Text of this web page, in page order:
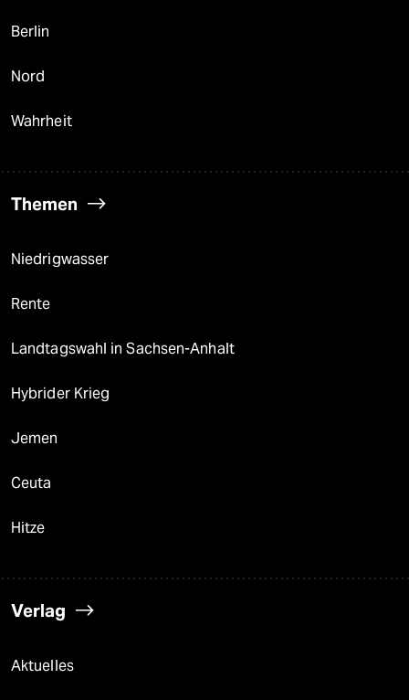
Berlin
Nord
Wahrheit
Themen
Niedrigwasser
Rente
Landtagswahl in Sachsen-Anhalt
Hybrider Krieg
Jemen
Ceuta
Hitze
Verlag
Aktuelles